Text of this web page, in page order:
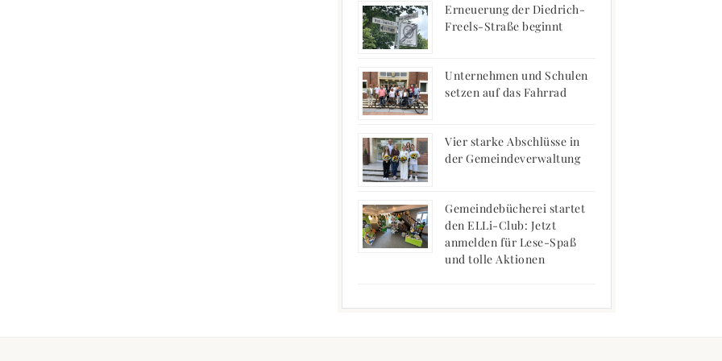
Erneuerung der Diedrich-
Freels-Straße beginnt
Unternehmen und Schulen
setzen auf das Fahrrad
Vier starke Abschlüsse in
der Gemeindeverwaltung
Gemeindebücherei startet
den ELLi-Club: Jetzt
anmelden für Lese-Spaß
und tolle Aktionen